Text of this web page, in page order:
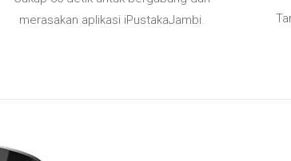
merasakan aplikasi iPustakaJambi.